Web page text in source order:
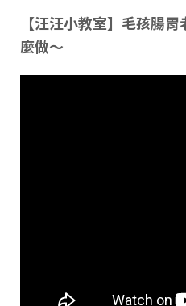
【汪汪小教室】毛孩腸
麼做～